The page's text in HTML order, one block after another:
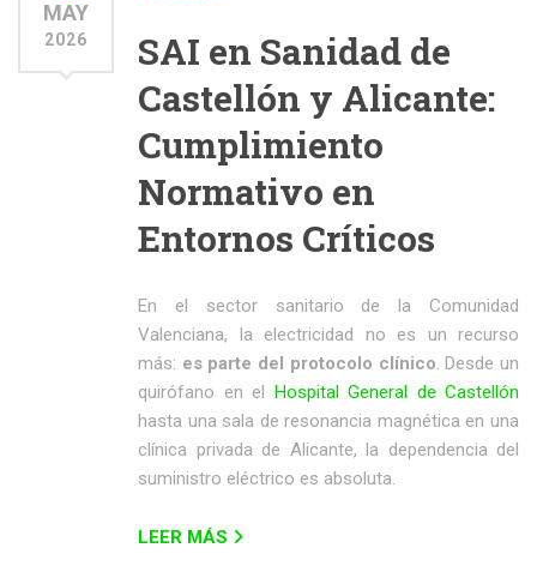
MAY
2026
SAI en Sanidad de
Castellón y Alicante:
Cumplimiento
Normativo en
Entornos Críticos
En el sector sanitario de la Comunidad
Valenciana, la electricidad no es un recurso
más: es parte del protocolo clínico. Desde un
quirófano en el Hospital General de Castellón
hasta una sala de resonancia magnética en una
clínica privada de Alicante, la dependencia del
suministro eléctrico es absoluta.
LEER MÁS